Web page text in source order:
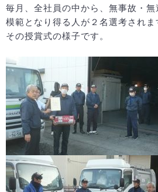
毎月、全社員の中から、無事故・
模範となり得る人が２名選考されま
その授賞式の様子です。